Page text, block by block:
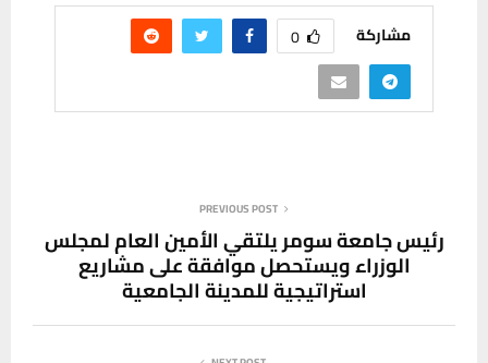
مشاركة 0
PREVIOUS POST
رئيس جامعة سومر يلتقي الأمين العام لمجلس
الوزراء ويستحصل موافقة على مشاريع
استراتيجية للمدينة الجامعية